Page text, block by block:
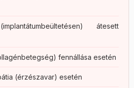
átesett
fennállása esetén
(érzészavar) esetén